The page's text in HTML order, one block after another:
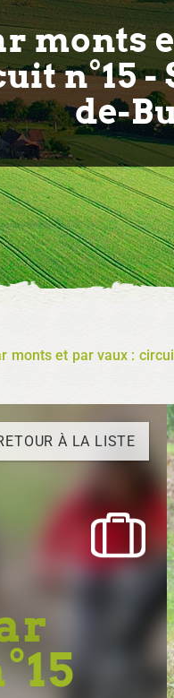
monts
n°15
de-
monts et par vaux :
À LA LISTE